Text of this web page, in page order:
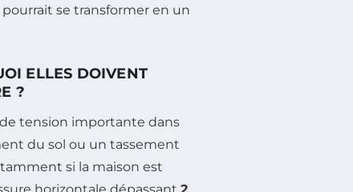
se transformer en un
ELLES DOIVENT
?
tension importante dans
du sol ou un tassement
si la maison est